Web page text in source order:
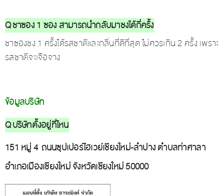
Q ชาซอง 1 ซอง สามารถนำกลับมาชงได้กี่ครั้ง
ชาซองชง 1 ครั้งได้รสชาติและกลิ่นที่ดีที่สุด ไม่ควรเกิน 2 ครั้ง เพราะ
รสชาติจะเจือจาง
ข้อมูลบริษัท
Q บริษัทตั้งอยู่ที่ไหน
151 หมู่ 4 ถนนซุปเปอร์ไฮเวย์เชียงใหม่-ลำปาง ตำบลท่าศาลา
อำเภอเมืองเชียงใหม่ จังหวัดเชียงใหม่ 50000